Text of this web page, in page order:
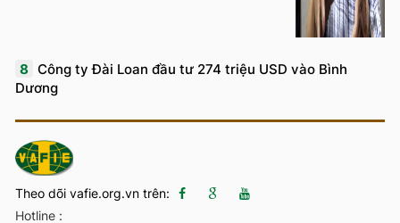
8 Công ty Đài Loan đầu tư 274 triệu USD vào Bình
Dương
Theo dõi vafie.org.vn trên:
Hotline :